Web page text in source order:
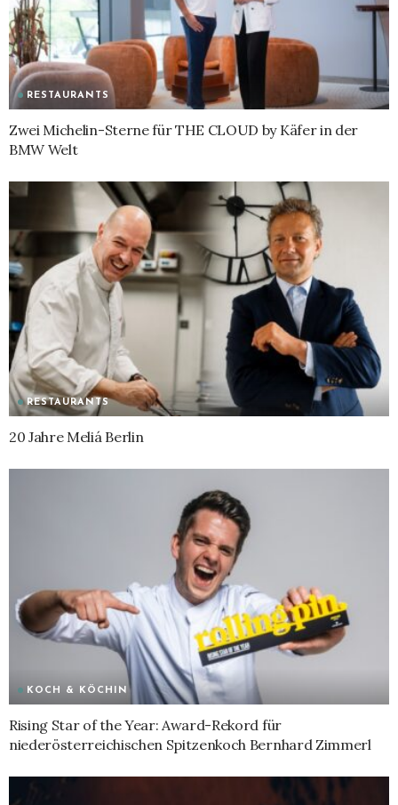
RESTAURANTS
Zwei Michelin-Sterne für THE CLOUD by Käfer in der
BMW Welt
RESTAURANTS
20 Jahre Meliá Berlin
KOCH & KÖCHIN
Rising Star of the Year: Award-Rekord für
niederösterreichischen Spitzenkoch Bernhard Zimmerl